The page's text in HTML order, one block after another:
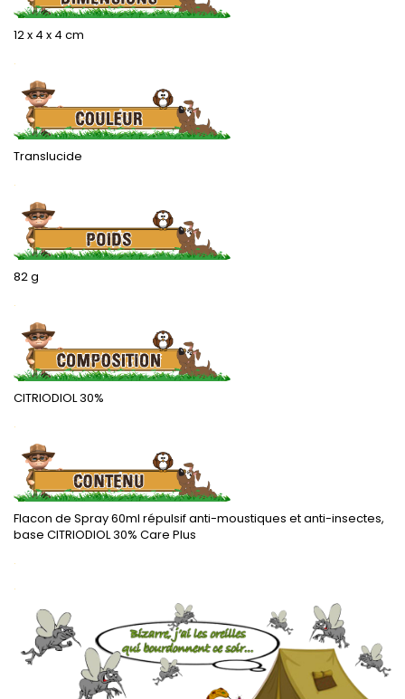
12 x 4 x 4 cm
.
Translucide
.
82 g
.
CITRIODIOL 30%
.
Flacon de Spray 60ml répulsif anti-moustiques et anti-insectes,
base CITRIODIOL 30% Care Plus
.
.